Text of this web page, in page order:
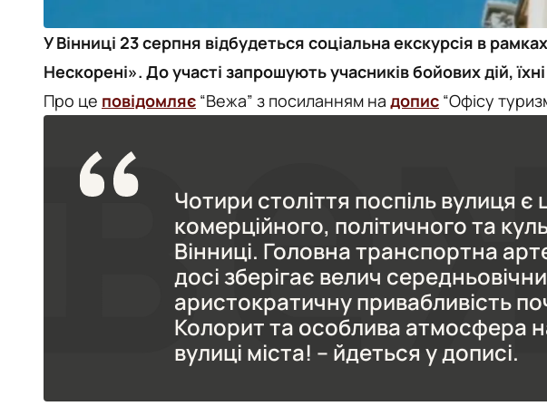
У Вінниці 23 серпня відбудеться соціальна екскурсія в
Нескорені». До участі запрошують учасників бойових дій,
Про це повідомляє “Вежа” з посиланням на допис “Офісу
Чотири століття поспіль вулиця
комерційного, політичного та
Вінниці. Головна транспортна
досі зберігає велич
аристократичну привабливість
Колорит та особлива атмосфера
вулиці міста! – йдеться у дописі.